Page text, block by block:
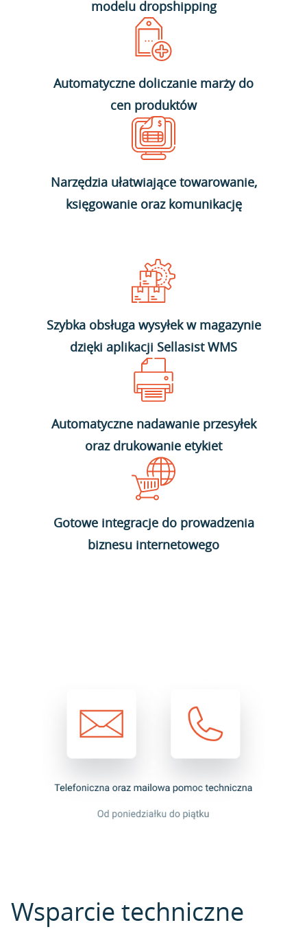
modelu dropshipping
Automatyczne doliczanie marży do
cen produktów
Narzędzia ułatwiające towarowanie,
księgowanie oraz komunikację
Szybka obsługa wysyłek w magazynie
dzięki aplikacji Sellasist WMS
Automatyczne nadawanie przesyłek
oraz drukowanie etykiet
Gotowe integracje do prowadzenia
biznesu internetowego
Wsparcie techniczne